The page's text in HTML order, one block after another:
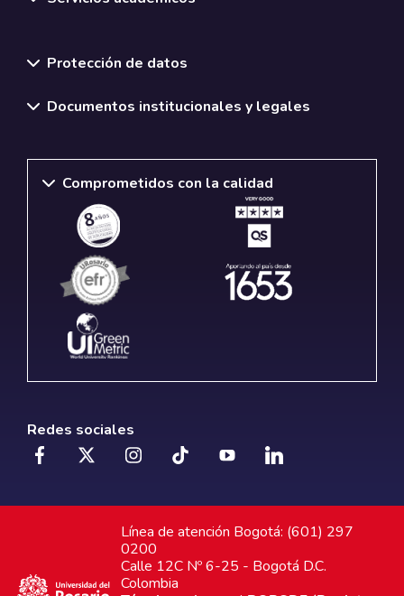
Protección de datos
Documentos institucionales y legales
Comprometidos con la calidad
Redes sociales
Línea de atención Bogotá: (601) 297
0200
Calle 12C Nº 6-25 - Bogotá D.C.
Colombia